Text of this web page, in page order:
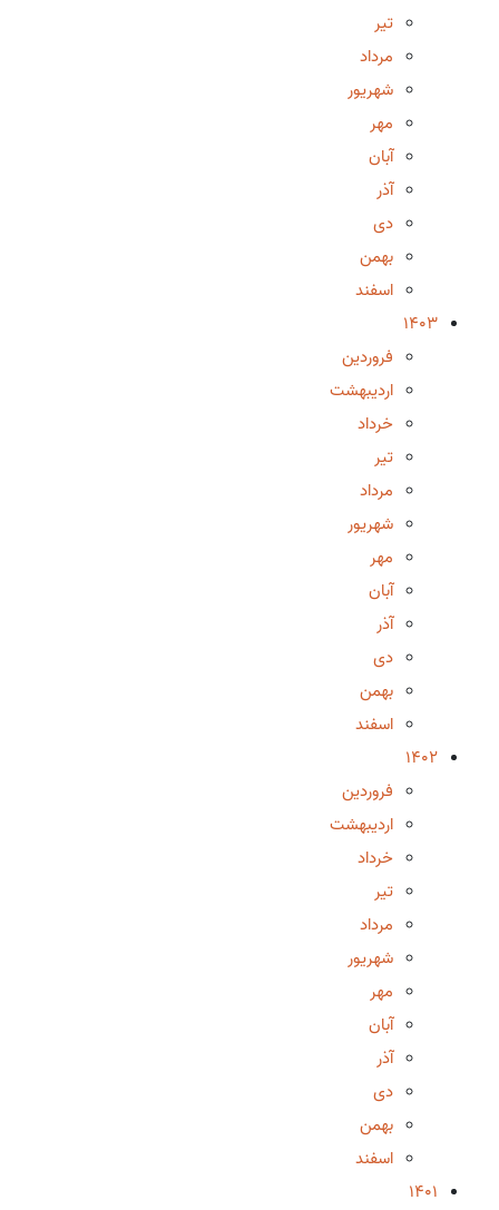
تیر
مرداد
شهریور
مهر
آبان
آذر
دی
بهمن
اسفند
1403
فروردین
اردیبهشت
خرداد
تیر
مرداد
شهریور
مهر
آبان
آذر
دی
بهمن
اسفند
1402
فروردین
اردیبهشت
خرداد
تیر
مرداد
شهریور
مهر
آبان
آذر
دی
بهمن
اسفند
1401